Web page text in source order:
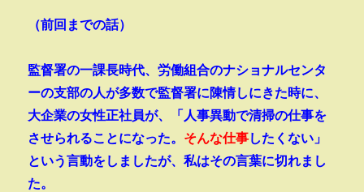
（前回までの話）
監督署の一課長時代、労働組合のナショナルセンタ
ーの支部の人が多数で監督署に陳情しにきた時に、
大企業の女性正社員が、「人事異動で清掃の仕事を
させられることになった。 そんな仕事したくない」
という言動をしましたが、私はその言葉に切れまし
た。